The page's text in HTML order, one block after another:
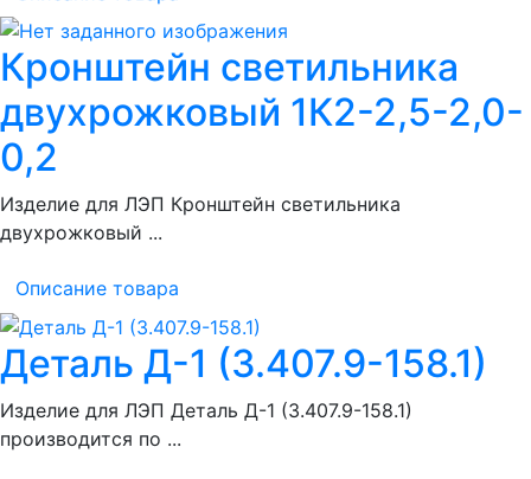
Кронштейн светильника
двухрожковый 1К2-2,5-2,0-
0,2
Изделие для ЛЭП Кронштейн светильника
двухрожковый ...
Описание товара
Деталь Д-1 (3.407.9-158.1)
Изделие для ЛЭП Деталь Д-1 (3.407.9-158.1)
производится по ...